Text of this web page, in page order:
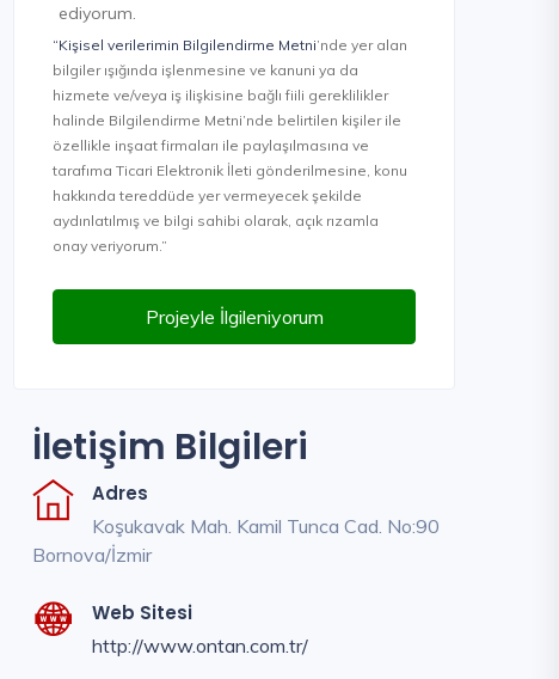
ediyorum.
“Kişisel verilerimin Bilgilendirme Metni’nde yer alan
bilgiler ışığında işlenmesine ve kanuni ya da
hizmete ve/veya iş ilişkisine bağlı fiili gereklilikler
halinde Bilgilendirme Metni’nde belirtilen kişiler ile
özellikle inşaat firmaları ile paylaşılmasına ve
tarafıma Ticari Elektronik İleti gönderilmesine, konu
hakkında tereddüde yer vermeyecek şekilde
aydınlatılmış ve bilgi sahibi olarak, açık rızamla
onay veriyorum.”
Projeyle İlgileniyorum
İletişim Bilgileri
Adres
Koşukavak Mah. Kamil Tunca Cad. No:90
Bornova/İzmir
Web Sitesi
http://www.ontan.com.tr/